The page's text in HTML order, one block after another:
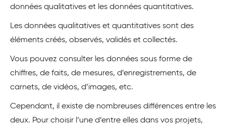
données qualitatives et les données quantitatives.
Les données qualitatives et quantitatives sont des
éléments créés, observés, validés et collectés.
Vous pouvez consulter les données sous forme de
chiffres, de faits, de mesures, d’enregistrements, de
carnets, de vidéos, d’images, etc.
Cependant, il existe de nombreuses différences entre les
deux. Pour choisir l’une d’entre elles dans vos projets,